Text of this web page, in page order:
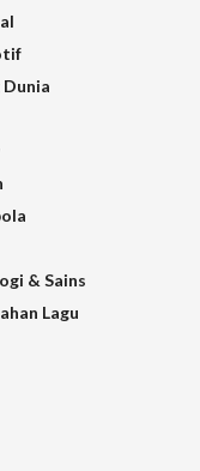
Dunia
& Sains
Lagu